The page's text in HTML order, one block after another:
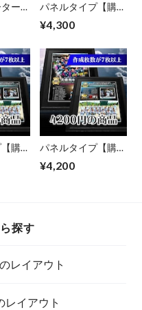
ー
パネルタイプ【購入
¥4,300
購入
パネルタイプ【購入
¥4,200
探す
レイアウト
レイアウト